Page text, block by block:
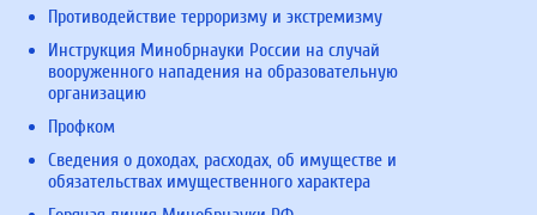
Противодействие терроризму и экстремизму
Инструкция Минобрнауки России на случай
вооруженного нападения на образовательную
организацию
Профком
Сведения о доходах, расходах, об имуществе и
обязательствах имущественного характера